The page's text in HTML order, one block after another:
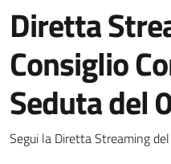
Diretta
Consiglio
Seduta del
Dettagli della
Segui la Diretta Streaming